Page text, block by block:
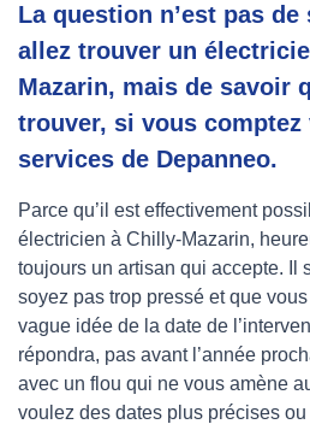
La question n’est pas
allez trouver un
Mazarin, mais de savoir
trouver, si vous comptez
services de Depanneo.
Parce qu’il est effectivement
électricien à Chilly-Mazarin,
toujours un artisan qui accepte. Il
soyez pas trop pressé et que vous
vague idée de la date de
répondra, pas avant l’année
avec un flou qui ne vous amène
voulez des dates plus précises